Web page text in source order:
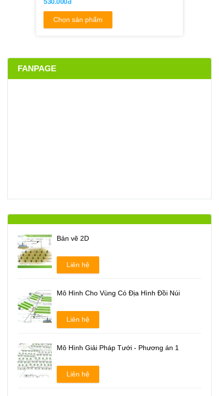
530.000đ
Chọn sản phẩm
FANPAGE
Bản vẽ 2D
Liên hệ
Mô Hình Cho Vùng Có Địa Hình Đồi Núi
Liên hệ
Mô Hình Giải Pháp Tưới - Phương án 1
Liên hệ